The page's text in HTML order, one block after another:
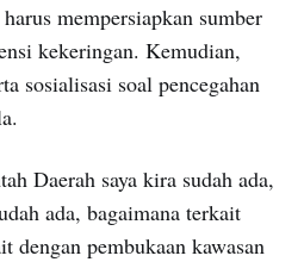
mempersiapkan sumber
kekeringan. Kemudian,
sosialisasi soal pencegahan
Daerah saya kira sudah ada,
ada, bagaimana terkait
dengan pembukaan kawasan